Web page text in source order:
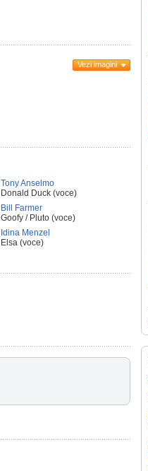
Vezi imagini
Tony Anselmo
Donald Duck (voce)
Bill Farmer
Goofy / Pluto (voce)
Idina Menzel
Elsa (voce)